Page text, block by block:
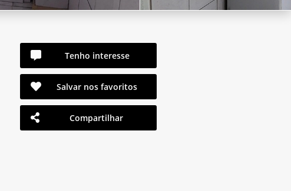
Tenho interesse
Salvar nos favoritos
Compartilhar